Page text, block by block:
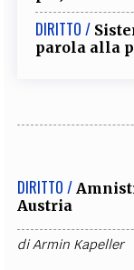
DIRITTO /
parola alla
DIRITTO /
Austria
diArmin Kapeller